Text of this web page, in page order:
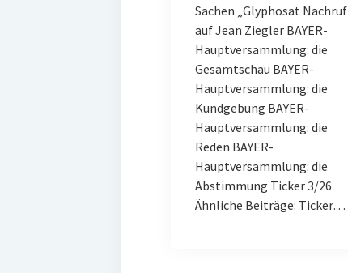
Sachen „Glyphosat Nachruf
auf Jean Ziegler BAYER-
Hauptversammlung: die
Gesamtschau BAYER-
Hauptversammlung: die
Kundgebung BAYER-
Hauptversammlung: die
Reden BAYER-
Hauptversammlung: die
Abstimmung Ticker 3/26
Ähnliche Beiträge: Ticker…